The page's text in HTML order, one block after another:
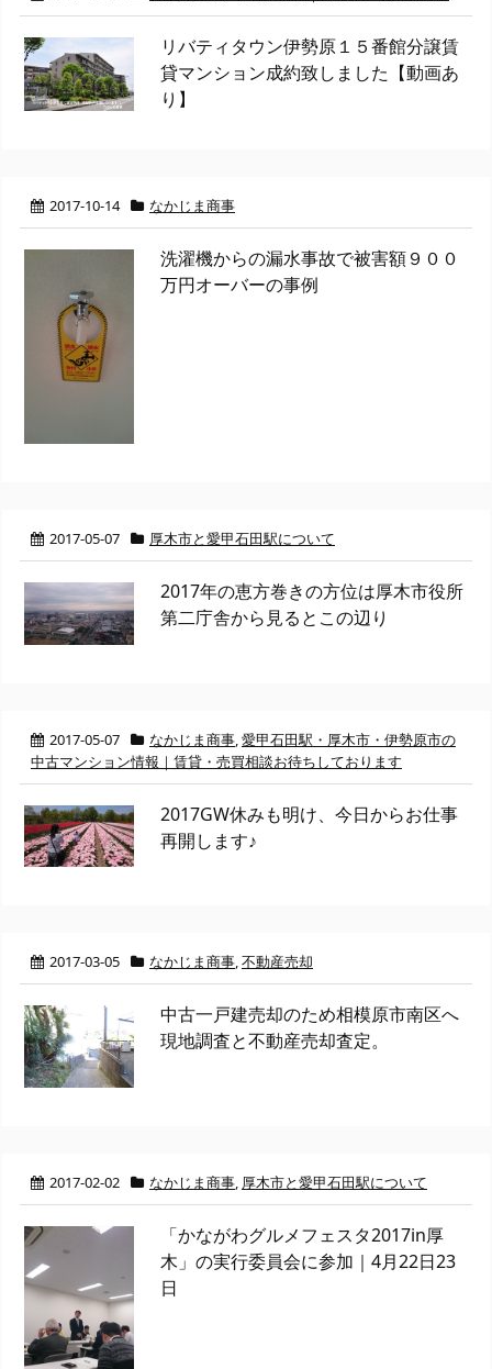
リバティタウン伊勢原１５番館分譲賃
貸マンション成約致しました【動画あ
り】
2017-10-14 なかじま商事
洗濯機からの漏水事故で被害額９００
万円オーバーの事例
2017-05-07 厚木市と愛甲石田駅について
2017年の恵方巻きの方位は厚木市役所
第二庁舎から見るとこの辺り
2017-05-07 なかじま商事 愛甲石田駅・厚木市・伊勢原市の
中古マンション情報｜賃貸・売買相談お待ちしております
2017GW休みも明け、今日からお仕事
再開します♪
2017-03-05 なかじま商事,不動産売却
中古一戸建売却のため相模原市南区へ
現地調査と不動産売却査定。
2017-02-02 なかじま商事, 厚木市と愛甲石田駅について
「かながわグルメフェスタ2017in厚
木」の実行委員会に参加｜4月22日23
日